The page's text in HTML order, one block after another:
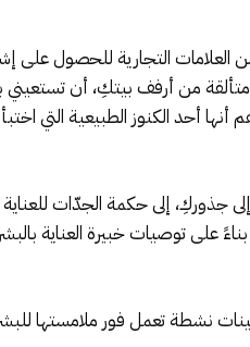
العلامات التجارية للحصول
من أرفف بيتكِ، أن
الكنوز الطبيعية التي
إلى حكمة الجدّات للعناية
على توصيات خبيرة العناية
نشطة تعمل فور ملامستها